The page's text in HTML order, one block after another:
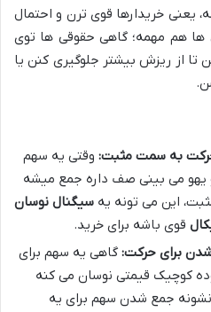
یعنی خریدارها قوی ترن و احتمال
هم مهمه؛ گاهی حقوقی ها توی
از ریزش بیشتر جلوگیری کنن یا
به سمت مثبت: وقتی یه سهم
می بینی صف داره جمع میشه
این می تونه یه سیگنال نوسان
قوی باشه برای خرید.
برای حرکت: گاهی یه سهم برای
کوچیک قیمتی نوسان می کنه
جمع شدن سهم برای یه